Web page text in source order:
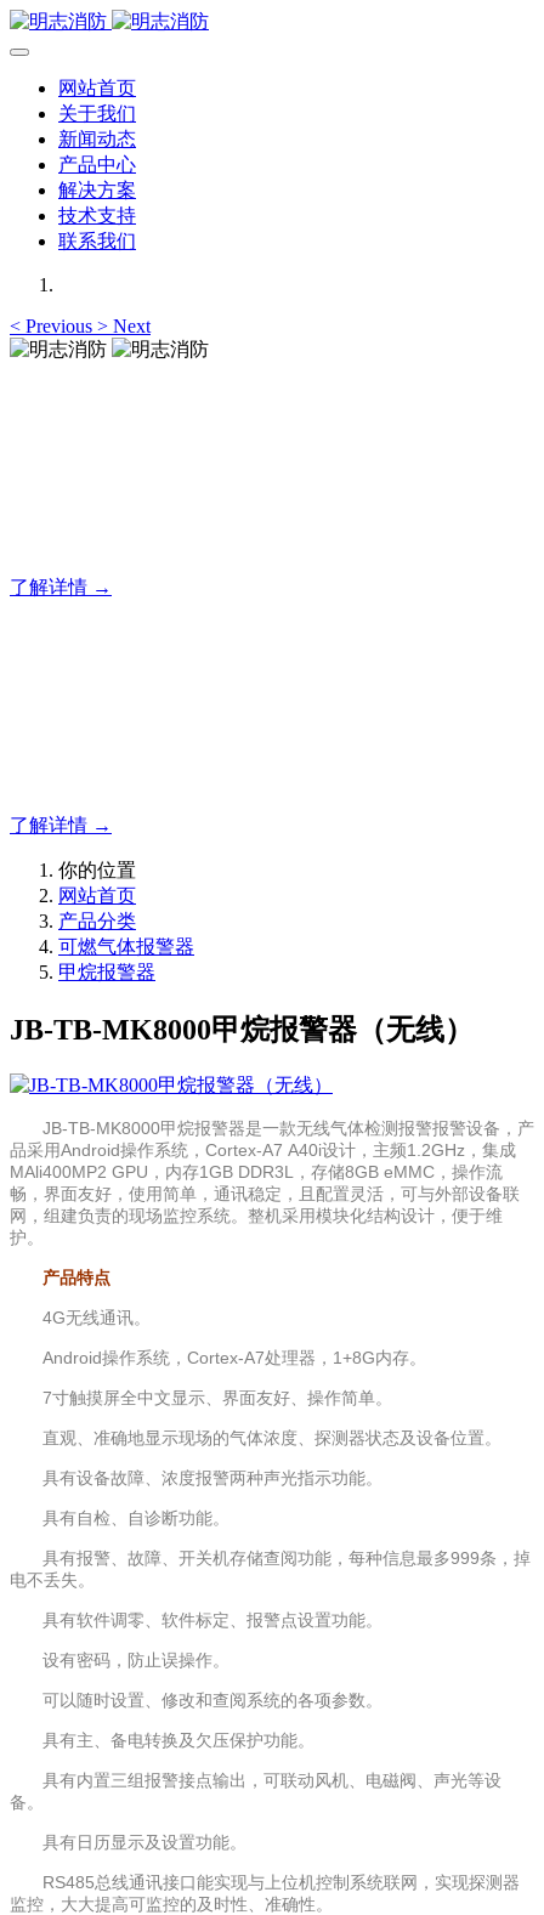
网站首页
关于我们
新闻动态
产品中心
解决方案
技术支持
联系我们
< Previous > Next
了解详情 →
了解详情 →
你的位置
网站首页
产品分类
可燃气体报警器
甲烷报警器
JB-TB-MK8000甲烷报警器（无线）
JB-TB-MK8000甲烷报警器是一款无线气体检测报警报警设备，产
品采用Android操作系统，Cortex-A7 A40i设计，主频1.2GHz，集成
MAli400MP2 GPU，内存1GB DDR3L，存储8GB eMMC，操作流
畅，界面友好，使用简单，通讯稳定，且配置灵活，可与外部设备联
网，组建负责的现场监控系统。整机采用模块化结构设计，便于维
护。
产品特点
4G无线通讯。
Android操作系统，Cortex-A7处理器，1+8G内存。
7寸触摸屏全中文显示、界面友好、操作简单。
直观、准确地显示现场的气体浓度、探测器状态及设备位置。
具有设备故障、浓度报警两种声光指示功能。
具有自检、自诊断功能。
具有报警、故障、开关机存储查阅功能，每种信息最多999条，掉
电不丢失。
具有软件调零、软件标定、报警点设置功能。
设有密码，防止误操作。
可以随时设置、修改和查阅系统的各项参数。
具有主、备电转换及欠压保护功能。
具有内置三组报警接点输出，可联动风机、电磁阀、声光等设
备。
具有日历显示及设置功能。
RS485总线通讯接口能实现与上位机控制系统联网，实现探测器
监控，大大提高可监控的及时性、准确性。